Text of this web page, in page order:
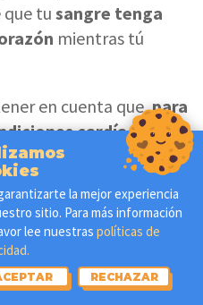
que tu sangre tenga
mientras tú
en cuenta que,para
cardíacas,
podría
el pecho y alterar su
a tu médico
👩‍⚕️
la mejor experiencia
sitio. Para más información
lee nuestras políticas de
RECHAZAR